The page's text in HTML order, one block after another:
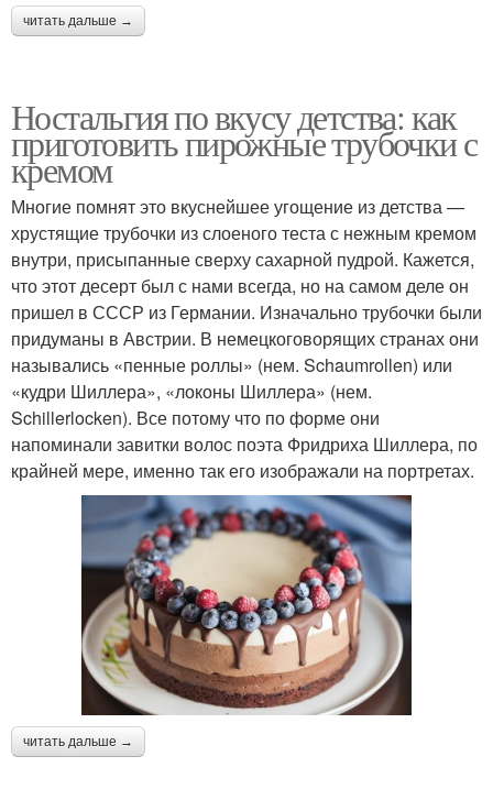
читать дальше →
Ностальгия по вкусу детства: как
приготовить пирожные трубочки с
кремом
Многие помнят это вкуснейшее угощение из детства —
хрустящие трубочки из слоеного теста с нежным кремом
внутри, присыпанные сверху сахарной пудрой. Кажется,
что этот десерт был с нами всегда, но на самом деле он
пришел в СССР из Германии. Изначально трубочки были
придуманы в Австрии. В немецкоговорящих странах они
назывались «пенные роллы» (нем. Schaumrollen) или
«кудри Шиллера», «локоны Шиллера» (нем.
Schillerlocken). Все потому что по форме они
напоминали завитки волос поэта Фридриха Шиллера, по
крайней мере, именно так его изображали на портретах.
читать дальше →